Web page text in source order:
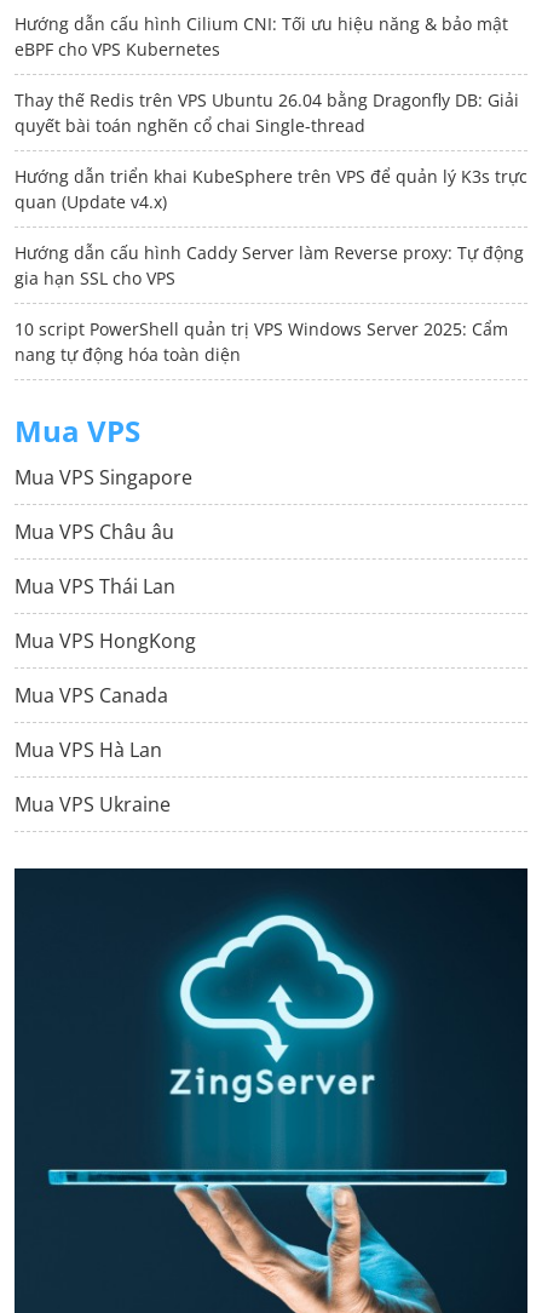
Hướng dẫn cấu hình Cilium CNI: Tối ưu hiệu năng & bảo mật
eBPF cho VPS Kubernetes
Thay thế Redis trên VPS Ubuntu 26.04 bằng Dragonfly DB: Giải
quyết bài toán nghẽn cổ chai Single-thread
Hướng dẫn triển khai KubeSphere trên VPS để quản lý K3s trực
quan (Update v4.x)
Hướng dẫn cấu hình Caddy Server làm Reverse proxy: Tự động
gia hạn SSL cho VPS
10 script PowerShell quản trị VPS Windows Server 2025: Cẩm
nang tự động hóa toàn diện
Mua VPS
Mua VPS Singapore
Mua VPS Châu âu
Mua VPS Thái Lan
Mua VPS HongKong
Mua VPS Canada
Mua VPS Hà Lan
Mua VPS Ukraine